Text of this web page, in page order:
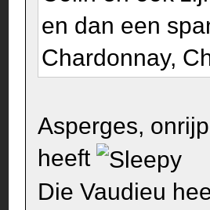
en dan een
Chardonnay,
Asperges,
heeft
Die Vaudieu